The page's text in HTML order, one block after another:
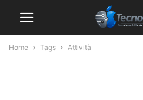
Home Tags Attività